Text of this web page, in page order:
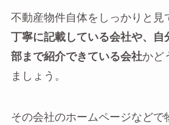
不動産物件自体をしっかりと見
丁寧に記載している会社や、自
部まで紹介できている会社かど
ましょう。
その会社のホームページなどで